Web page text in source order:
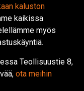
kaluston
kaikissa
myös
Teollisuustie 8,
ota meihin